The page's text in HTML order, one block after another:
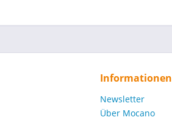
Informationen
Newsletter
Über Mocano